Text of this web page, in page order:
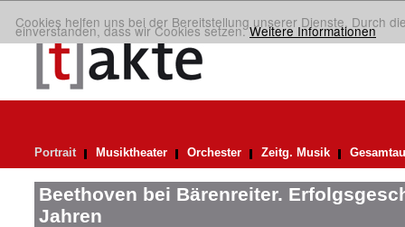
Cookies helfen uns bei der Bereitstellung unserer Dienste. Durch
einverstanden, dass wir Cookies setzen.Weitere Informationen
Portrait Musiktheater Orchester Zeitg. Musik
Beethoven bei Bärenreiter.
Jahren